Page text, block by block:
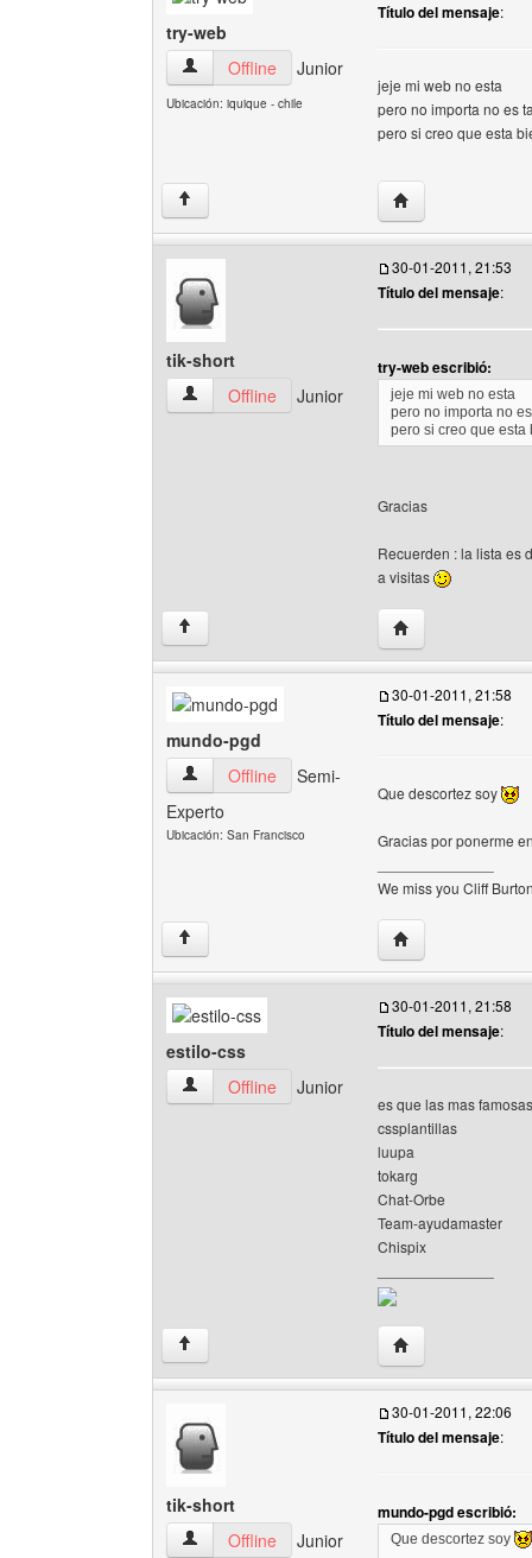
try-web
try-web Ver perfil del usuario
Offline Junior
Ubicación: iquique - chile
Título del mensaje:
jeje mi web no esta
pero no importa no es
pero si creo que esta
↑ Visitar sitio web
tik-short
tik-short Ver perfil del usuario
Offline Junior
30-01-2011, 21:53
Título del mensaje:
try-web escribió:
jeje mi web no esta
pero no importa no
pero si creo que esta
Gracias
Recuerden : la lista es
a visitas
↑ Visitar sitio web
mundo-pgd
mundo-pgd Ver perfil del usuario
Offline
Semi-
Experto
Ubicación: San Francisco
30-01-2011, 21:58
Título del mensaje:
Que descortez soy
Gracias por ponerme
We miss you Cliff
↑ Visitar sitio web
estilo-css
estilo-css Ver perfil del usuario
Offline Junior
30-01-2011, 21:58
Título del mensaje:
es que las mas
cssplantillas
luupa
tokarg
Chat-Orbe
Team-ayudamaster
Chispix
↑ Visitar sitio web
tik-short
tik-short Ver perfil del usuario
Offline Junior
30-01-2011, 22:06
Título del mensaje:
mundo-pgd escribió:
Que descortez soy